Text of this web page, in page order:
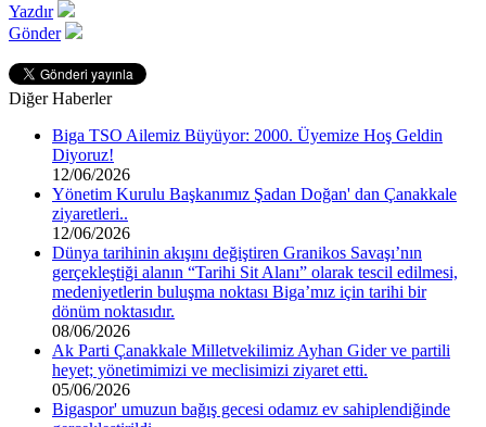
Yazdır
Gönder
Diğer Haberler
Biga TSO Ailemiz Büyüyor: 2000. Üyemize Hoş Geldin
Diyoruz!
12/06/2026
Yönetim Kurulu Başkanımız Şadan Doğan' dan Çanakkale
ziyaretleri..
12/06/2026
Dünya tarihinin akışını değiştiren Granikos Savaşı’nın
gerçekleştiği alanın “Tarihi Sit Alanı” olarak tescil edilmesi,
medeniyetlerin buluşma noktası Biga’mız için tarihi bir
dönüm noktasıdır.
08/06/2026
Ak Parti Çanakkale Milletvekilimiz Ayhan Gider ve partili
heyet; yönetimimizi ve meclisimizi ziyaret etti.
05/06/2026
Bigaspor' umuzun bağış gecesi odamız ev sahiplendiğinde